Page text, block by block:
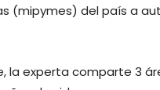
(mipymes) del país a
la experta comparte 3